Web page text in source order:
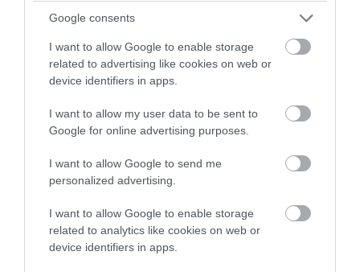
Google consents
I want to allow Google to enable storage
related to advertising like cookies on web or
device identifiers in apps.
I want to allow my user data to be sent to
Google for online advertising purposes.
I want to allow Google to send me
personalized advertising.
I want to allow Google to enable storage
related to analytics like cookies on web or
device identifiers in apps.
Αντζελίνα Τζολί» δείχνει πώς είναι
πραγματικά (φωτο)
07.08.2026 | 19:50